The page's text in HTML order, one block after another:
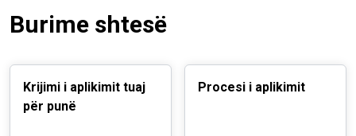
Burime shtesë
Krijimi i aplikimit tuaj
për punë
Procesi i aplikimit